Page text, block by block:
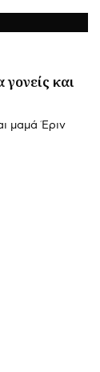
γονείς και
μαμά Έριν